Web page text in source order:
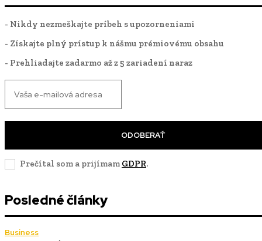
- Nikdy nezmeškajte príbeh s upozorneniami
- Získajte plný prístup k nášmu prémiovému obsahu
- Prehliadajte zadarmo až z 5 zariadení naraz
ODOBERAŤ
Prečítal som a prijímam GDPR.
Posledné články
Business